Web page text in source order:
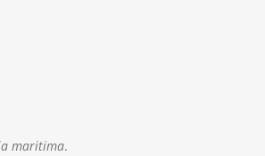
maritima.